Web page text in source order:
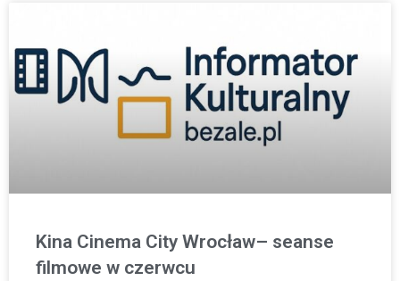
Kina Cinema City Wrocław– seanse
filmowe w czerwcu